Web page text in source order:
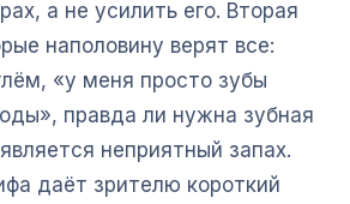
а не усилить его. Вторая
наполовину верят все:
«у меня просто зубы
правда ли нужна зубная
неприятный запах.
даёт зрителю короткий